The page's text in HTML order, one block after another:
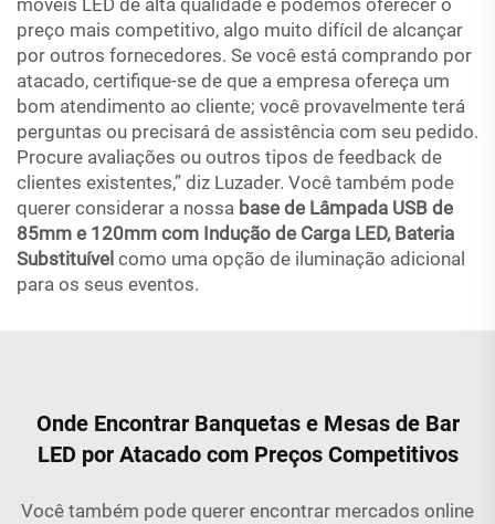
preço mais competitivo, algo muito difícil de alcançar
por outros fornecedores. Se você está comprando por
atacado, certifique-se de que a empresa ofereça um
bom atendimento ao cliente; você provavelmente terá
perguntas ou precisará de assistência com seu pedido.
Procure avaliações ou outros tipos de feedback de
clientes existentes,” diz Luzader. Você também pode
querer considerar a nossa base de Lâmpada USB de
85mm e 120mm com Indução de Carga LED, Bateria
Substituível como uma opção de iluminação adicional
para os seus eventos.
Onde Encontrar Banquetas e Mesas de Bar
LED por Atacado com Preços Competitivos
Você também pode querer encontrar mercados online